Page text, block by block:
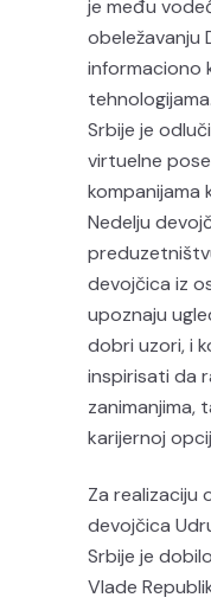
je među
obeležavanju
informaciono
Srbije je
virtuelne
kompanijama
Nedelju
devojčica iz
upoznaju
dobri uzori, i
inspirisati da
zanimanjima,
karijernoj
Za realizaciju
devojčica
Srbije je
Vlade